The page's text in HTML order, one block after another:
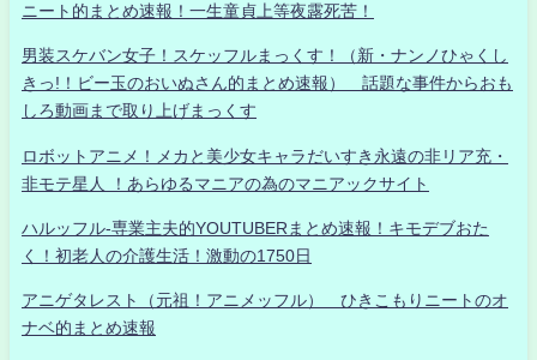
ニート的まとめ速報！一生童貞上等夜露死苦！
男装スケバン女子！スケッフルまっくす！（新・ナンノひゃくし
きっ!！ビー玉のおいぬさん的まとめ速報） 話題な事件からおも
しろ動画まで取り上げまっくす
ロボットアニメ！メカと美少女キャラだいすき永遠の非リア充・
非モテ星人 ！あらゆるマニアの為のマニアックサイト
ハルッフル-専業主夫的YOUTUBERまとめ速報！キモデブおた
く！初老人の介護生活！激動の1750日
アニゲタレスト（元祖！アニメッフル） ひきこもりニートのオ
ナベ的まとめ速報